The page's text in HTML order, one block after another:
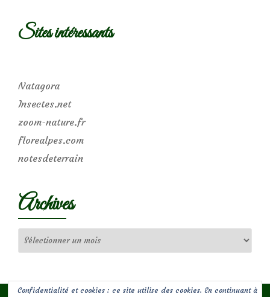
Sites intéressants
Natagora
Insectes.net
zoom-nature.fr
florealpes.com
notesdeterrain
Archives
Confidentialité et cookies : ce site utilise des cookies. En continuant à